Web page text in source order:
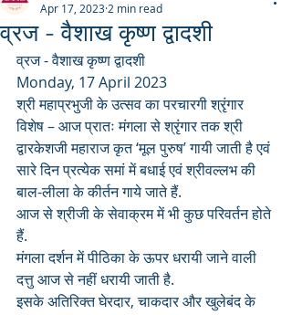
व्रज - वैशाख कृष्ण द्वादशी
Apr 17, 2023 2 min read
व्रज - वैशाख कृष्ण द्वादशी
Monday, 17 April 2023
श्री महाप्रभुजी के उत्सव का परचारगी श्रृंगार
विशेष – आज प्रातः मंगला से श्रृंगार तक श्री
द्वारकेशजी महाराज कृत ‘मूल पुरुष’ गायी जाती है एवं
सारे दिन प्रत्येक समां में बधाई एवं श्रीवल्लभ की
बाल-लीला के कीर्तन गाये जाते हैं.
आज से श्रीजी के सेवाक्रम में भी कुछ परिवर्तन होते
हैं.
मंगला दर्शन में पीठिका के ऊपर धरायी जाने वाली
दत्तु आज से नहीं धरायी जाती है.
इसके अतिरिक्त घेरदार, चाकदार और खुलेबंद के